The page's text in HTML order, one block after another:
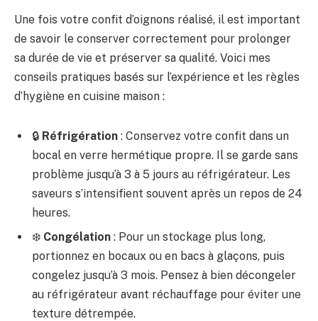
Une fois votre confit d’oignons réalisé, il est important
de savoir le conserver correctement pour prolonger
sa durée de vie et préserver sa qualité. Voici mes
conseils pratiques basés sur l’expérience et les règles
d’hygiène en cuisine maison :
🔒 Réfrigération : Conservez votre confit dans un
bocal en verre hermétique propre. Il se garde sans
problème jusqu’à 3 à 5 jours au réfrigérateur. Les
saveurs s’intensifient souvent après un repos de 24
heures.
❄️ Congélation : Pour un stockage plus long,
portionnez en bocaux ou en bacs à glaçons, puis
congelez jusqu’à 3 mois. Pensez à bien décongeler
au réfrigérateur avant réchauffage pour éviter une
texture détrempée.